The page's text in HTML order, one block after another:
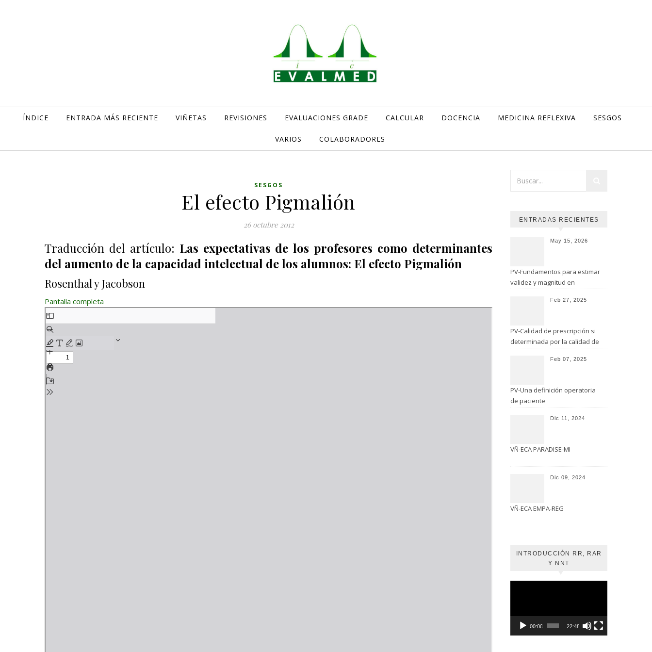
Evaluación de medicamentos y otras intervenciones sanitarias
ÍNDICE ENTRADA MÁS RECIENTE VIÑETAS REVISIONES EVALUACIONES GRADE CALCULAR DOCENCIA MEDICINA REFLEXIVA SESGOS
VARIOS COLABORADORES
SESGOS
El efecto Pigmalión
26 octubre 2012
Traducción del artículo: Las expectativas de los profesores como determinantes
del aumento de la capacidad intelectual de los alumnos: El efecto Pigmalión
Rosenthal y Jacobson
Pantalla completa
Saltar al contenido del PDF
ENTRADAS RECIENTES
May 15, 2026
PV-Fundamentos para estimar
validez y magnitud en
Feb 27, 2025
PV-Calidad de prescripción si
determinada por la calidad de
Feb 07, 2025
PV-Una definición operatoria
de paciente
Dic 11, 2024
VÑ-ECA PARADISE-MI
Dic 09, 2024
VÑ-ECA EMPA-REG
INTRODUCCIÓN RR, RAR
Y NNT
00:00 22:48